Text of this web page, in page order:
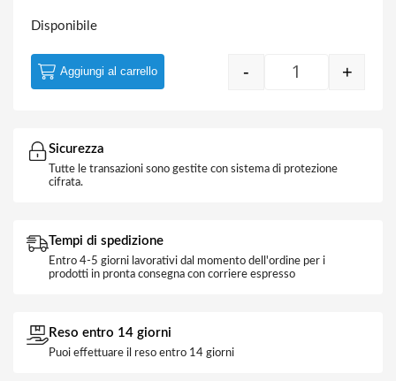
Disponibile
Centralino Da
- +
Aggiungi al carrello
Sicurezza
Tutte le transazioni sono gestite con sistema di protezione
cifrata.
Tempi di spedizione
Entro 4-5 giorni lavorativi dal momento dell'ordine per i
prodotti in pronta consegna con corriere espresso
Reso entro 14 giorni
Puoi effettuare il reso entro 14 giorni